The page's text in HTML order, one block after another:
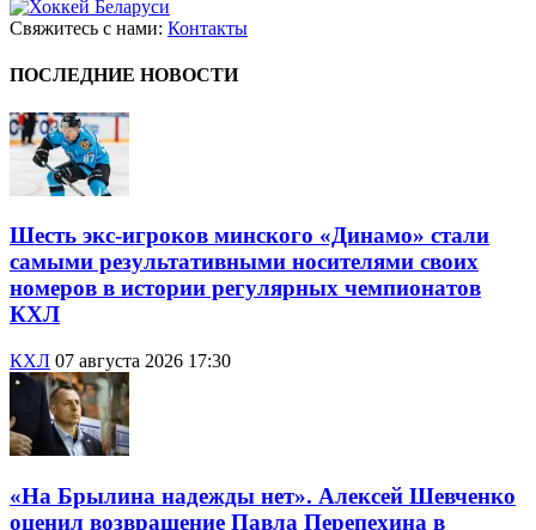
Свяжитесь с нами: Контакты
ПОСЛЕДНИЕ НОВОСТИ
Шесть экс-игроков минского «Динамо» стали
самыми результативными носителями своих
номеров в истории регулярных чемпионатов
КХЛ
КХЛ 07 августа 2026 17:30
«На Брылина надежды нет». Алексей Шевченко
оценил возвращение Павла Перепехина в